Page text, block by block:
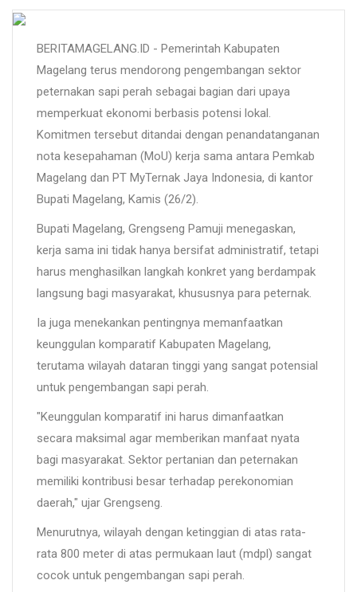
BERITAMAGELANG.ID - Pemerintah Kabupaten
Magelang terus mendorong pengembangan sektor
peternakan sapi perah sebagai bagian dari upaya
memperkuat ekonomi berbasis potensi lokal.
Komitmen tersebut ditandai dengan penandatanganan
nota kesepahaman (MoU) kerja sama antara Pemkab
Magelang dan PT MyTernak Jaya Indonesia, di kantor
Bupati Magelang, Kamis (26/2).
Bupati Magelang, Grengseng Pamuji menegaskan,
kerja sama ini tidak hanya bersifat administratif, tetapi
harus menghasilkan langkah konkret yang berdampak
langsung bagi masyarakat, khususnya para peternak.
Ia juga menekankan pentingnya memanfaatkan
keunggulan komparatif Kabupaten Magelang,
terutama wilayah dataran tinggi yang sangat potensial
untuk pengembangan sapi perah.
"Keunggulan komparatif ini harus dimanfaatkan
secara maksimal agar memberikan manfaat nyata
bagi masyarakat. Sektor pertanian dan peternakan
memiliki kontribusi besar terhadap perekonomian
daerah," ujar Grengseng.
Menurutnya, wilayah dengan ketinggian di atas rata-
rata 800 meter di atas permukaan laut (mdpl) sangat
cocok untuk pengembangan sapi perah.